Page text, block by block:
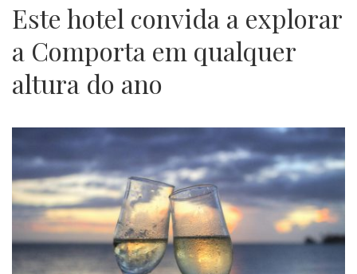
Este hotel convida a explorar
a Comporta em qualquer
altura do ano